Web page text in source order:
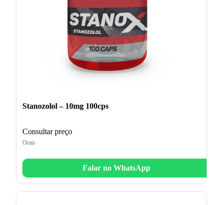
Stanozolol – 10mg 100cps
Consultar preço
Orais
Falar no WhatsApp